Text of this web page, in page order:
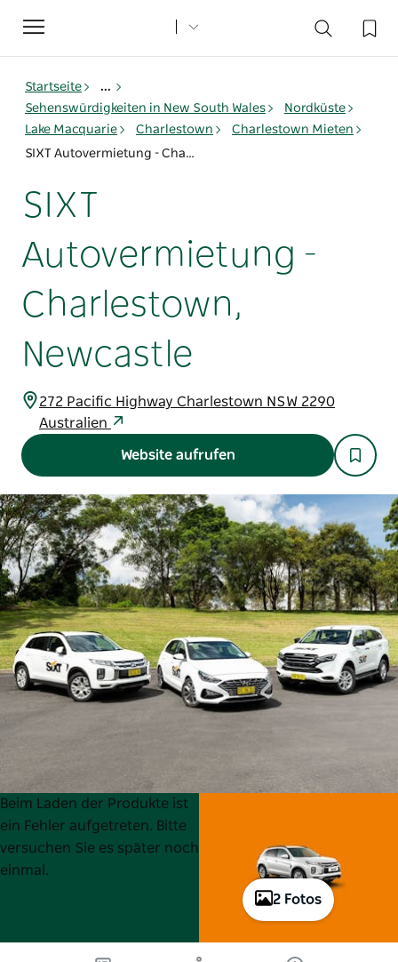
Toggle
navigation
Startseite
...
Sehenswürdigkeiten in New South Wales
Nordküste
Lake Macquarie
Charlestown
Charlestown Mieten
SIXT Autovermietung - Charlestown, Newcastle
SIXT
Autovermietung -
Charlestown,
Newcastle
272 Pacific Highway Charlestown NSW 2290
Australien
Website aufrufen
2 Fotos
Product
List
Product
List
Beim Laden der Produkte ist
ein Fehler aufgetreten. Bitte
versuchen Sie es später noch
einmal.